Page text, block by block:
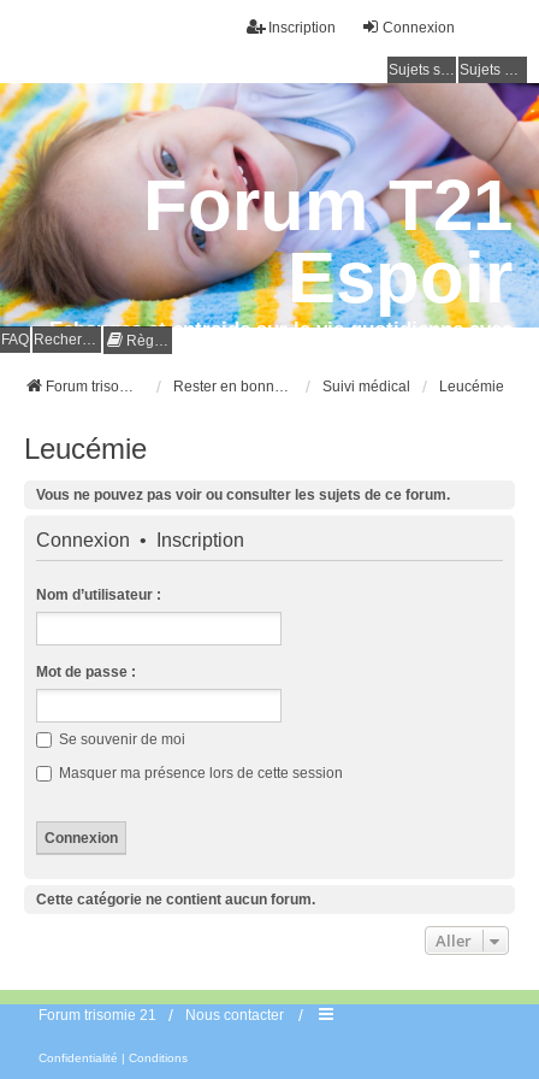
Connexion
Inscription
Sujets sans réponse Sujets actifs
Forum T21
Espoir
Echanges et entraide sur la vie quotidienne avec
FAQ Rechercher Règles
Forum trisomie 21 Rester en bonne santé Suivi médical Leucémie
Leucémie
Vous ne pouvez pas voir ou consulter les sujets de ce forum.
Connexion • Inscription
Nom d’utilisateur :
Mot de passe :
Se souvenir de moi
Masquer ma présence lors de cette session
Cette catégorie ne contient aucun forum.
Aller
Forum trisomie 21 Nous contacter
Confidentialité | Conditions